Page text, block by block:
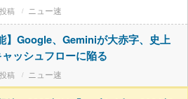
ニュー速
】Google、Geminiが大赤字、史上
ッシュフローに陥る
ニュー速